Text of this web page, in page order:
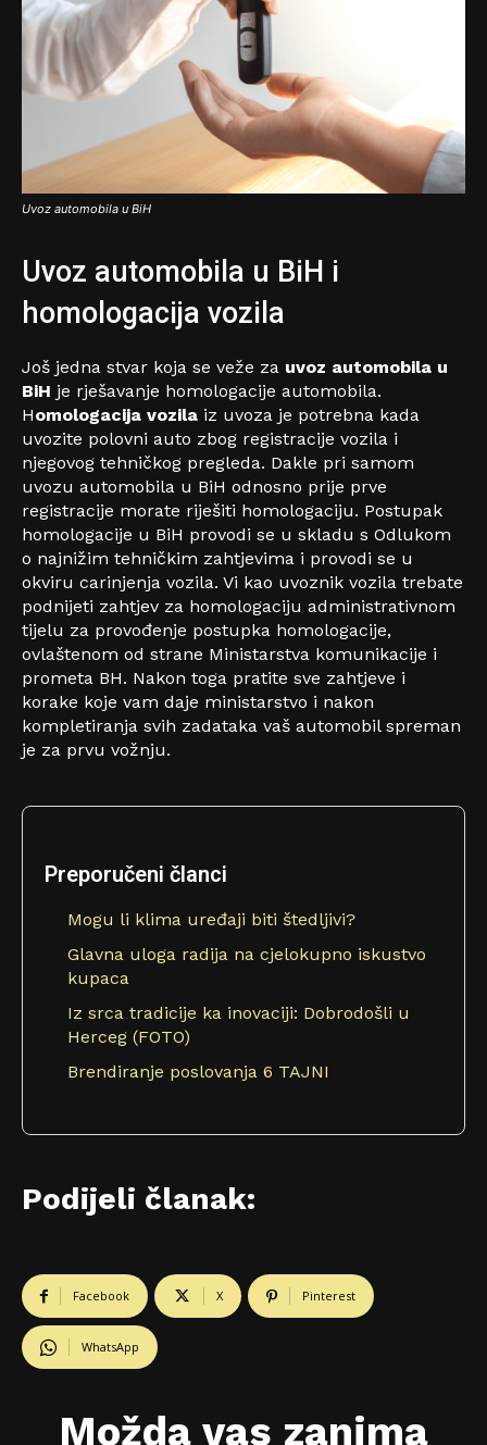
Uvoz automobila u BiH
Uvoz automobila u BiH i
homologacija vozila
Još jedna stvar koja se veže za uvoz automobila u
BiH je rješavanje homologacije automobila.
Homologacija vozila iz uvoza je potrebna kada
uvozite polovni auto zbog registracije vozila i
njegovog tehničkog pregleda. Dakle pri samom
uvozu automobila u BiH odnosno prije prve
registracije morate riješiti homologaciju. Postupak
homologacije u BiH provodi se u skladu s Odlukom
o najnižim tehničkim zahtjevima i provodi se u
okviru carinjenja vozila. Vi kao uvoznik vozila trebate
podnijeti zahtjev za homologaciju administrativnom
tijelu za provođenje postupka homologacije,
ovlaštenom od strane Ministarstva komunikacije i
prometa BH. Nakon toga pratite sve zahtjeve i
korake koje vam daje ministarstvo i nakon
kompletiranja svih zadataka vaš automobil spreman
je za prvu vožnju.
Preporučeni članci
Mogu li klima uređaji biti štedljivi?
Glavna uloga radija na cjelokupno iskustvo
kupaca
Iz srca tradicije ka inovaciji: Dobrodošli u
Herceg (FOTO)
Brendiranje poslovanja 6 TAJNI
Podijeli članak:
Facebook X Pinterest
WhatsApp
Možda vas zanima